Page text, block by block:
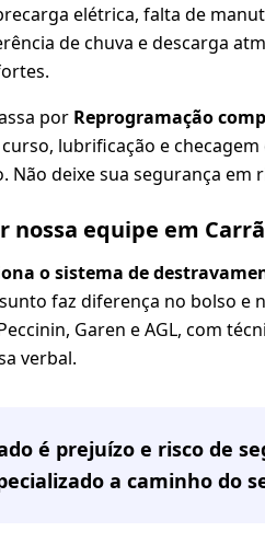
elétrica, falta de
de chuva e descarga
por Reprogramação
lubrificação e
Não deixe sua segurança em
nossa equipe em
o sistema de
faz diferença no bolso e
Garen e AGL, com
verbal.
é prejuízo e risco de
a caminho do